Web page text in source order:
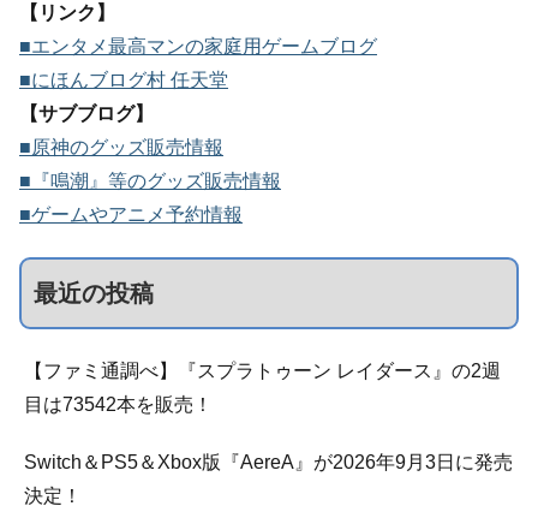
【リンク】
■エンタメ最高マンの家庭用ゲームブログ
■にほんブログ村 任天堂
【サブブログ】
■原神のグッズ販売情報
■『鳴潮』等のグッズ販売情報
■ゲームやアニメ予約情報
最近の投稿
【ファミ通調べ】『スプラトゥーン レイダース』の2週
目は73542本を販売！
Switch＆PS5＆Xbox版『AereA』が2026年9月3日に発売
決定！